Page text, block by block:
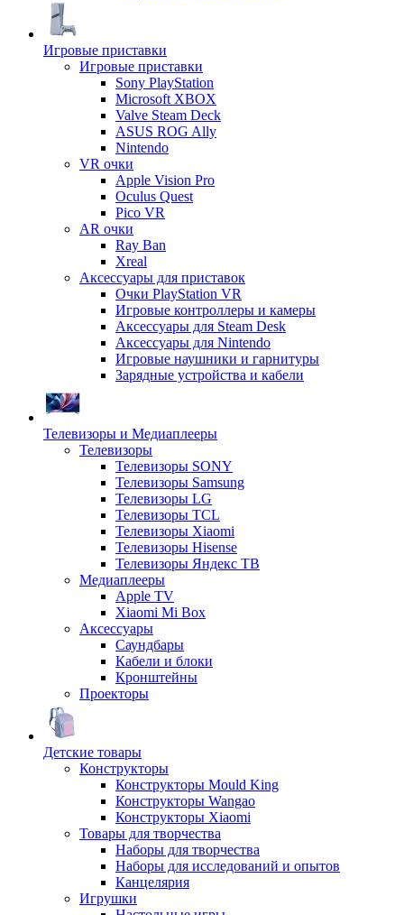
Игровые приставки
Игровые приставки
Sony PlayStation
Microsoft XBOX
Valve Steam Deck
ASUS ROG Ally
Nintendo
VR очки
Apple Vision Pro
Oculus Quest
Pico VR
AR очки
Ray Ban
Xreal
Аксессуары для приставок
Очки PlayStation VR
Игровые контроллеры и камеры
Аксессуары для Steam Desk
Аксессуары для Nintendo
Игровые наушники и гарнитуры
Зарядные устройства и кабели
Телевизоры и Медиаплееры
Телевизоры
Телевизоры SONY
Телевизоры Samsung
Телевизоры LG
Телевизоры TCL
Телевизоры Xiaomi
Телевизоры Hisense
Телевизоры Яндекс ТВ
Медиаплееры
Apple TV
Xiaomi Mi Box
Аксессуары
Саундбары
Кабели и блоки
Кронштейны
Проекторы
Детские товары
Конструкторы
Конструкторы Mould King
Конструкторы Wangao
Конструкторы Xiaomi
Товары для творчества
Наборы для творчества
Наборы для исследований и опытов
Канцелярия
Игрушки